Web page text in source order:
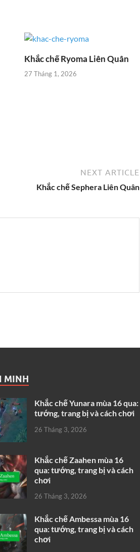
Khắc chế Ryoma Liên Quân
27 Tháng 1, 2026
NEXT ARTICLE
Khắc chế Sephera Liên Quân
MINH
Khắc chế Yunara mùa 16 qua:
tướng, trang bị và cách chơi
26 Tháng 3, 2026
Khắc chế Zaahen mùa 16
qua: tướng, trang bị và cách
chơi
26 Tháng 3, 2026
Khắc chế Ambessa mùa 16
qua: tướng, trang bị và cách
chơi